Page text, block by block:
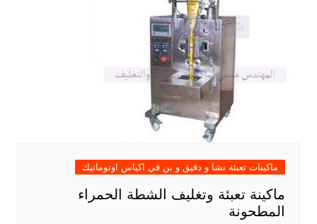
ماكينات تعبئة نشا و دقيق و بن في اكياس اوتوماتيك
ماكينة تعبئة وتغليف الشطة الحمراء
المطحونة